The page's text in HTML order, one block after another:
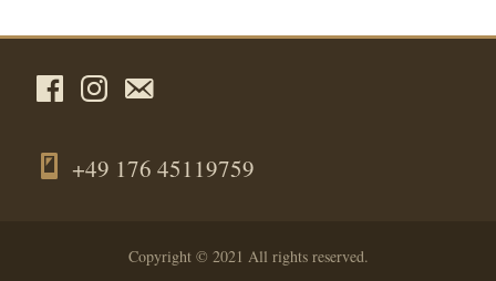
+49 176 45119759
Copyright © 2021 All rights reserved.